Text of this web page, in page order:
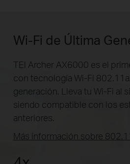
Wi-Fi de Última
TEl Archer AX6000 es el
con tecnología Wi-Fi
generación. Lleva tu Wi-Fi al
siendo compatible con los
anteriores.
Más información sobre